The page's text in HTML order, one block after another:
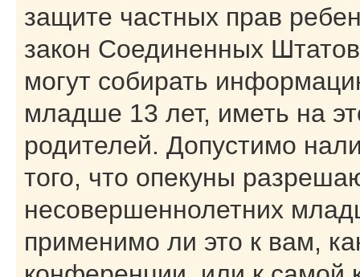
защите частных прав
закон Соединенных
могут собирать
младше 13 лет, иметь на
родителей. Допустимо
того, что опекуны
несовершеннолетних
применимо ли это к вам,